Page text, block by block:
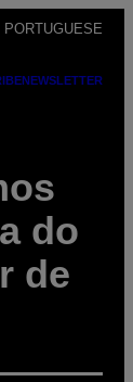
PORTUGUESE
NEWSLETTER
do
de